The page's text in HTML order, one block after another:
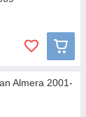
Almera 2001-